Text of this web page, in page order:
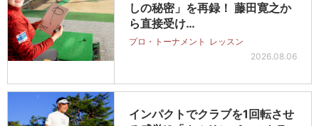
しの秘密」を再録！ 藤田寛之か
ら直接受け…
プロ・トーナメント レッスン
2026.08.06
インパクトでクラブを1回転させ